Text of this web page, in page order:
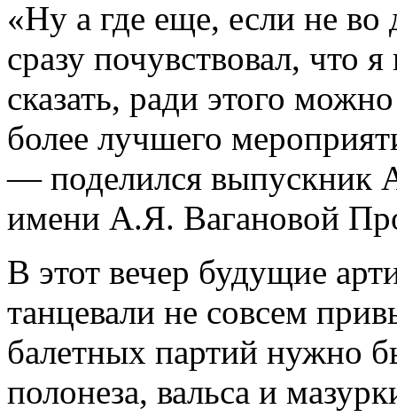
«Ну а где еще, если не
сразу почувствовал, что
сказать, ради этого
более лучшего
— поделился выпускник
имени А.Я. Вагановой
В этот вечер будущие
танцевали не совсем
балетных партий нужно
полонеза, вальса и